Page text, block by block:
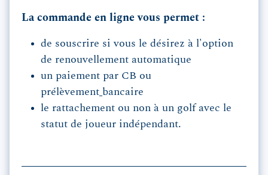
La commande en ligne vous permet :
de souscrire si vous le désirez à l'option
de renouvellement automatique
un paiement par CB ou
prélèvement bancaire
le rattachement ou non à un golf avec le
statut de joueur indépendant.